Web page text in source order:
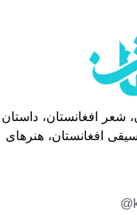
شعر افغانستان، داستان
افغانستان، هنرهای